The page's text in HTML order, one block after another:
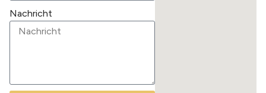
Nachricht